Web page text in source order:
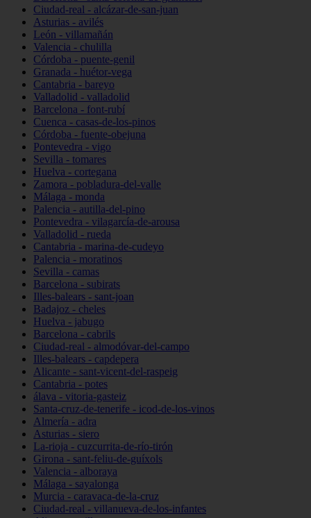
Ciudad-real - alcázar-de-san-juan
Asturias - avilés
León - villamañán
Valencia - chulilla
Córdoba - puente-genil
Granada - huétor-vega
Cantabria - bareyo
Valladolid - valladolid
Barcelona - font-rubí
Cuenca - casas-de-los-pinos
Córdoba - fuente-obejuna
Pontevedra - vigo
Sevilla - tomares
Huelva - cortegana
Zamora - pobladura-del-valle
Málaga - monda
Palencia - autilla-del-pino
Pontevedra - vilagarcía-de-arousa
Valladolid - rueda
Cantabria - marina-de-cudeyo
Palencia - moratinos
Sevilla - camas
Barcelona - subirats
Illes-balears - sant-joan
Badajoz - cheles
Huelva - jabugo
Barcelona - cabrils
Ciudad-real - almodóvar-del-campo
Illes-balears - capdepera
Alicante - sant-vicent-del-raspeig
Cantabria - potes
álava - vitoria-gasteiz
Santa-cruz-de-tenerife - icod-de-los-vinos
Almería - adra
Asturias - siero
La-rioja - cuzcurrita-de-río-tirón
Girona - sant-feliu-de-guíxols
Valencia - alboraya
Málaga - sayalonga
Murcia - caravaca-de-la-cruz
Ciudad-real - villanueva-de-los-infantes